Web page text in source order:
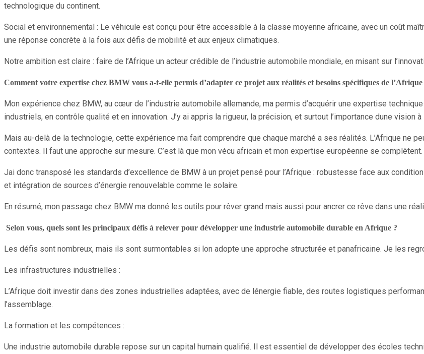
technologique du continent.
Social et environnemental : Le véhicule est conçu pour être accessible à la classe moyenne africaine, avec un coût
une réponse concrète à la fois aux défis de mobilité et aux enjeux climatiques.
Notre ambition est claire : faire de l’Afrique un acteur crédible de l’industrie automobile mondiale, en misant sur
Comment votre expertise chez BMW vous a-t-elle permis d’adapter ce projet aux réalités et besoins spécifiques de l’Afrique
Mon expérience chez BMW, au cœur de l’industrie automobile allemande, ma permis d’acquérir une expertise
industriels, en contrôle qualité et en innovation. J’y ai appris la rigueur, la précision, et surtout l’importance dune vision
Mais au-delà de la technologie, cette expérience ma fait comprendre que chaque marché a ses réalités. L’Afrique ne
contextes. Il faut une approche sur mesure. C’est là que mon vécu africain et mon expertise européenne se complètent.
Jai donc transposé les standards d’excellence de BMW à un projet pensé pour l’Afrique : robustesse face aux
et intégration de sources d’énergie renouvelable comme le solaire.
En résumé, mon passage chez BMW ma donné les outils pour rêver grand mais aussi pour ancrer ce rêve dans une
Selon vous, quels sont les principaux défis à relever pour développer une industrie automobile durable en Afrique ?
Les défis sont nombreux, mais ils sont surmontables si lon adopte une approche structurée et panafricaine. Je les
Les infrastructures industrielles :
L’Afrique doit investir dans des zones industrielles adaptées, avec de lénergie fiable, des routes logistiques
l’assemblage.
La formation et les compétences :
Une industrie automobile durable repose sur un capital humain qualifié. Il est essentiel de développer des écoles